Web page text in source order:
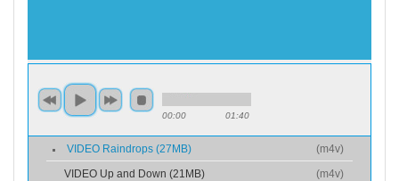
00:00 01:40
(m4v)
VIDEO Raindrops (27MB)
(m4v)
VIDEO Up and Down (21MB)